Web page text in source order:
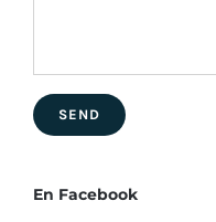
En Facebook